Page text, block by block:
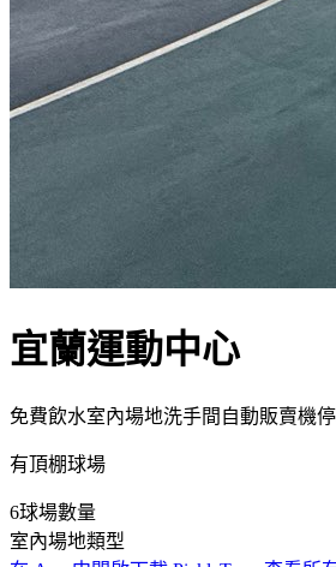
宜蘭運動中心
免費飲水室內場地洗手間 自動販賣機
有頂棚球場
6球場數量
室內場地類型